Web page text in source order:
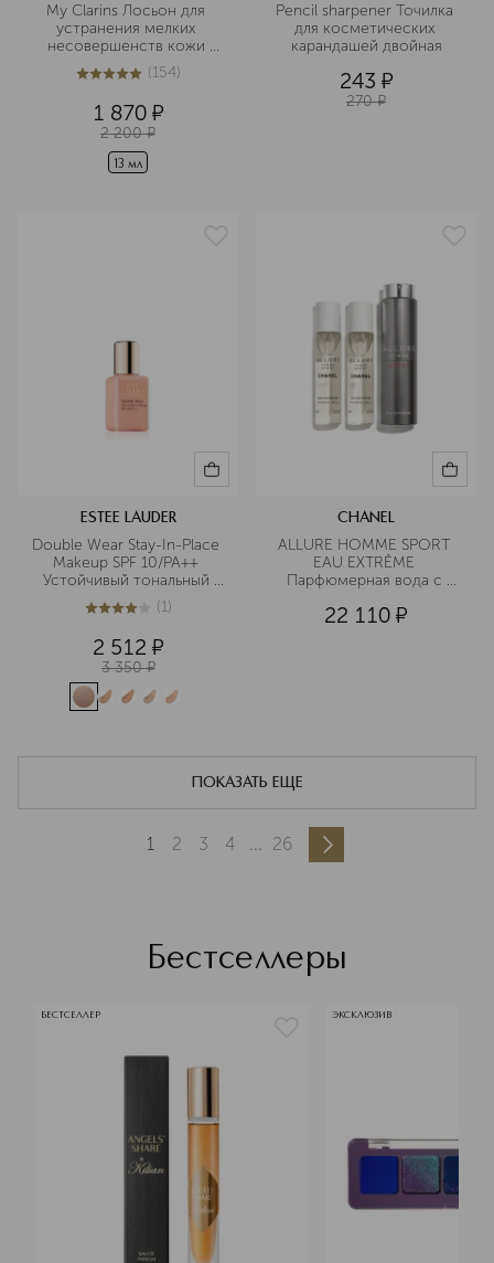
My Clarins Лосьон для
устранения мелких
несовершенств кожи
лица в дорожном
формате
5из 5154 (154)
1 870 ¤
2 200 ¤
13 мл
Pencil sharpener Точилка
для косметических
карандашей двойная
243 ¤
270 ¤
ESTEE LAUDER
Double Wear Stay-In-Place
Makeup SPF 10/PA++
Устойчивый тональный
крем в дорожном
формате
4из 51 (1)
2 512 ¤
3 350 ¤
CHANEL
ALLURE HOMME SPORT
EAU EXTRÊME
Парфюмерная вода с
22 110 ¤
ПОКАЗАТЬ ЕЩЕ
1 2 3 4 ... 26
Бестселлеры
БЕСТСЕЛЛЕР ЭКСКЛЮЗИВ